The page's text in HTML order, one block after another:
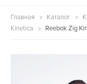
Главная Каталог
Kinetica
Reebok Zig